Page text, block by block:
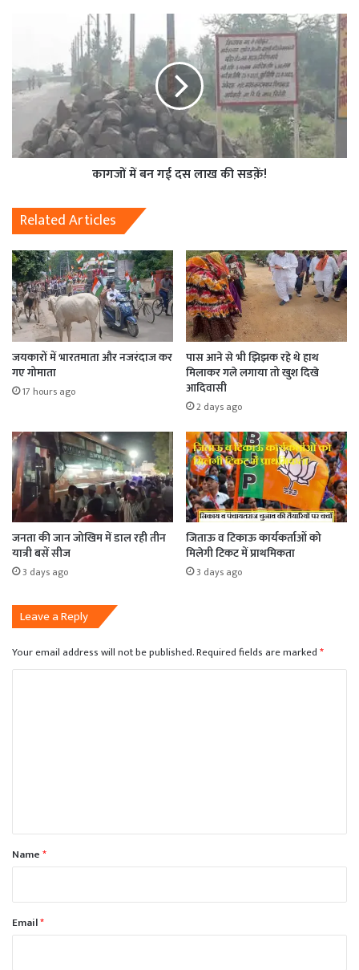
कागजों में बन गई दस लाख की सडक़ें!
Related Articles
जयकारों में भारतमाता और नजरंदाज कर
गए गोमाता
17 hours ago
पास आने से भी झिझक रहे थे हाथ
मिलाकर गले लगाया तो खुश दिखे
आदिवासी
2 days ago
जनता की जान जोखिम में डाल रही तीन
यात्री बसें सीज
3 days ago
जिताऊ व टिकाऊ कार्यकर्ताओं को
मिलेगी टिकट में प्राथमिकता
3 days ago
Leave a Reply
Your email address will not be published.Required fields are marked*
*Name*
Email*